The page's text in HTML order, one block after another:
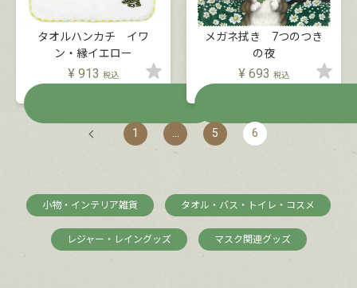
タオルハンカチ イワ
ン・縁イエロー
¥ 913 税込
メガネ拭き 7つのつき
の夜
¥ 693 税込
1 5 6
小物・インテリア雑貨 タオル・バス・トイレ・コスメ
レジャー・レイングッズ マスク関連グッズ